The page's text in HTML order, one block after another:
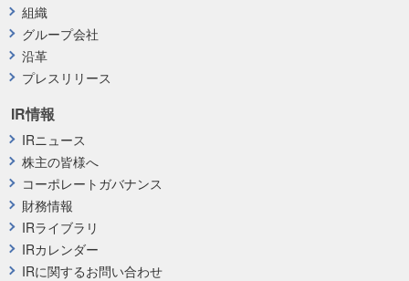
組織
グループ会社
沿革
プレスリリース
IR情報
IRニュース
株主の皆様へ
コーポレートガバナンス
財務情報
IRライブラリ
IRカレンダー
IRに関するお問い合わせ